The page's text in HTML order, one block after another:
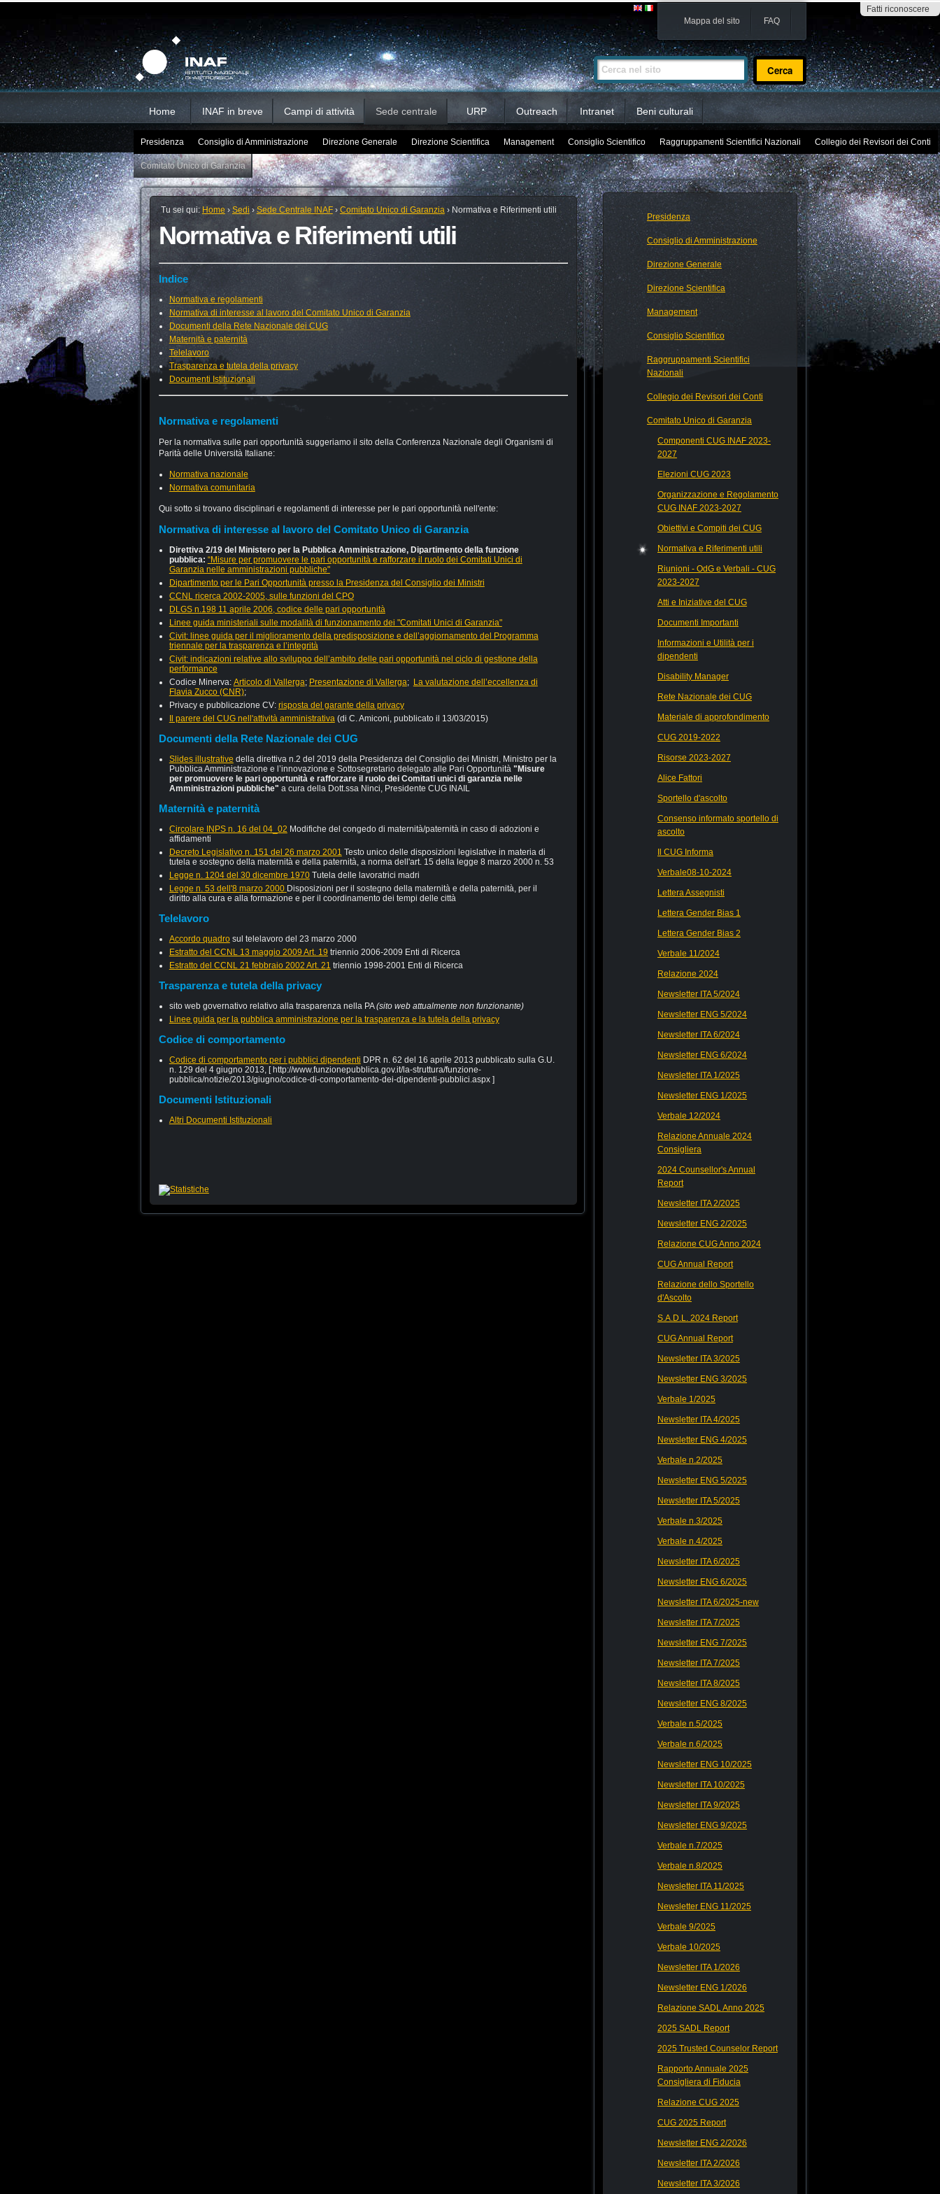
Fatti riconoscere
contenuti.
Salta
alla
navigazione
Mappa del sito FAQ
Cerca nel sito
Ricerca
avanzata…
Home INAF in breve Campi di attività Sede centrale URP Outreach Intranet Beni culturali
Presidenza Consiglio di Amministrazione Direzione Generale Direzione Scientifica Management Consiglio Scientifico Raggruppamenti Scientifici Nazionali Collegio dei Revisori dei Conti
Comitato Unico di Garanzia
Tu sei qui: Home › Sedi › Sede Centrale INAF › Comitato Unico di Garanzia › Normativa e Riferimenti utili
Normativa e Riferimenti utili
Indice
Normativa e regolamenti
Normativa di interesse al lavoro del Comitato Unico di Garanzia
Documenti della Rete Nazionale dei CUG
Maternità e paternità
Telelavoro
Trasparenza e tutela della privacy
Documenti Istituzionali
Normativa e regolamenti
Per la normativa sulle pari opportunità suggeriamo il sito della Conferenza Nazionale degli Organismi di
Parità delle Università Italiane:
Normativa nazionale
Normativa comunitaria
Qui sotto si trovano disciplinari e regolamenti di interesse per le pari opportunità nell'ente:
Normativa di interesse al lavoro del Comitato Unico di Garanzia
Direttiva 2/19 del Ministero per la Pubblica Amministrazione, Dipartimento della funzione
pubblica: “Misure per promuovere le pari opportunità e rafforzare il ruolo dei Comitati Unici di
Garanzia nelle amministrazioni pubbliche"
Dipartimento per le Pari Opportunità presso la Presidenza del Consiglio dei Ministri
CCNL ricerca 2002-2005, sulle funzioni del CPO
DLGS n.198 11 aprile 2006, codice delle pari opportunità
Linee guida ministeriali sulle modalità di funzionamento dei "Comitati Unici di Garanzia"
Civit: linee guida per il miglioramento della predisposizione e dell’aggiornamento del Programma
triennale per la trasparenza e l’integrità
Civit: indicazioni relative allo sviluppo dell’ambito delle pari opportunità nel ciclo di gestione della
performance
Codice Minerva: Articolo di Vallerga; Presentazione di Vallerga; La valutazione dell’eccellenza di
Flavia Zucco (CNR);
Privacy e pubblicazione CV: risposta del garante della privacy
Il parere del CUG nell'attività amministrativa(di C. Amiconi, pubblicato il 13/03/2015)
Documenti della Rete Nazionale dei CUG
Slides illustrative della direttiva n.2 del 2019 della Presidenza del Consiglio dei Ministri, Ministro per la
Pubblica Amministrazione e l’innovazione e Sottosegretario delegato alle Pari Opportunità "Misure
per promuovere le pari opportunità e rafforzare il ruolo dei Comitati unici di garanzia nelle
Amministrazioni pubbliche" a cura della Dott.ssa Ninci, Presidente CUG INAIL
Maternità e paternità
Circolare INPS n. 16 del 04_02 Modifiche del congedo di maternità/paternità in caso di adozioni e
affidamenti
Decreto Legislativo n. 151 del 26 marzo 2001 Testo unico delle disposizioni legislative in materia di
tutela e sostegno della maternità e della paternità, a norma dell'art. 15 della legge 8 marzo 2000 n. 53
Legge n. 1204 del 30 dicembre 1970Tutela delle lavoratrici madri
Legge n. 53 dell'8 marzo 2000 Disposizioni per il sostegno della maternità e della paternità, per il
diritto alla cura e alla formazione e per il coordinamento dei tempi delle città
Telelavoro
Accordo quadrosul telelavoro del 23 marzo 2000
Estratto del CCNL 13 maggio 2009 Art. 19 triennio 2006-2009 Enti di Ricerca
Estratto del CCNL 21 febbraio 2002 Art. 21 triennio 1998-2001 Enti di Ricerca
Trasparenza e tutela della privacy
sito web governativo relativo alla trasparenza nella PA(sito web attualmente non funzionante)
Linee guida per la pubblica amministrazione per la trasparenza e la tutela della privacy
Codice di comportamento
Codice di comportamento per i pubblici dipendenti DPR n. 62 del 16 aprile 2013 pubblicato sulla G.U.
n. 129 del 4 giugno 2013, [ http://www.funzionepubblica.gov.it/la-struttura/funzione-
pubblica/notizie/2013/giugno/codice-di-comportamento-dei-dipendenti-pubblici.aspx ]
Documenti Istituzionali
Altri Documenti Istituzionali
Presidenza
Consiglio di Amministrazione
Direzione Generale
Direzione Scientifica
Management
Consiglio Scientifico
Raggruppamenti Scientifici
Nazionali
Collegio dei Revisori dei Conti
Comitato Unico di Garanzia
Componenti CUG INAF 2023-
2027
Elezioni CUG 2023
Organizzazione e Regolamento
CUG INAF 2023-2027
Obiettivi e Compiti dei CUG
Normativa e Riferimenti utili
Riunioni - OdG e Verbali - CUG
2023-2027
Atti e Iniziative del CUG
Documenti Importanti
Informazioni e Utilità per i
dipendenti
Disability Manager
Rete Nazionale dei CUG
Materiale di approfondimento
CUG 2019-2022
Risorse 2023-2027
Alice Fattori
Sportello d'ascolto
Consenso informato sportello di
ascolto
Il CUG Informa
Verbale08-10-2024
Lettera Assegnisti
Lettera Gender Bias 1
Lettera Gender Bias 2
Verbale 11/2024
Relazione 2024
Newsletter ITA 5/2024
Newsletter ENG 5/2024
Newsletter ITA 6/2024
Newsletter ENG 6/2024
Newsletter ITA 1/2025
Newsletter ENG 1/2025
Verbale 12/2024
Relazione Annuale 2024
Consigliera
2024 Counsellor's Annual
Report
Newsletter ITA 2/2025
Newsletter ENG 2/2025
Relazione CUG Anno 2024
CUG Annual Report
Relazione dello Sportello
d'Ascolto
S.A.D.L. 2024 Report
CUG Annual Report
Newsletter ITA 3/2025
Newsletter ENG 3/2025
Verbale 1/2025
Newsletter ITA 4/2025
Newsletter ENG 4/2025
Verbale n.2/2025
Newsletter ENG 5/2025
Newsletter ITA 5/2025
Verbale n.3/2025
Verbale n.4/2025
Newsletter ITA 6/2025
Newsletter ENG 6/2025
Newsletter ITA 6/2025-new
Newsletter ITA 7/2025
Newsletter ENG 7/2025
Newsletter ITA 7/2025
Newsletter ITA 8/2025
Newsletter ENG 8/2025
Verbale n.5/2025
Verbale n.6/2025
Newsletter ENG 10/2025
Newsletter ITA 10/2025
Newsletter ITA 9/2025
Newsletter ENG 9/2025
Verbale n.7/2025
Verbale n.8/2025
Newsletter ITA 11/2025
Newsletter ENG 11/2025
Verbale 9/2025
Verbale 10/2025
Newsletter ITA 1/2026
Newsletter ENG 1/2026
Relazione SADL Anno 2025
2025 SADL Report
2025 Trusted Counselor Report
Rapporto Annuale 2025
Consigliera di Fiducia
Relazione CUG 2025
CUG 2025 Report
Newsletter ENG 2/2026
Newsletter ITA 2/2026
Newsletter ITA 3/2026